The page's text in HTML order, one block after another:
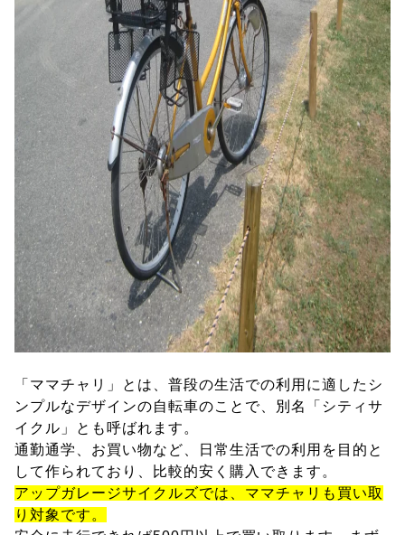
「ママチャリ」とは、普段の生活での利用に適したシ
ンプルなデザインの自転車のことで、別名「シティサ
イクル」とも呼ばれます。
通勤通学、お買い物など、日常生活での利用を目的と
して作られており、比較的安く購入できます。
アップガレージサイクルズでは、ママチャリも買い取
り対象です。